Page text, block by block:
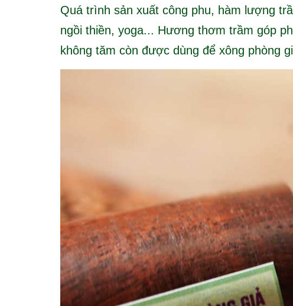
Quá trình sản xuất công phu, hàm lượng
ngồi thiền, yoga... Hương thơm trầm góp
không tăm còn được dùng để xông phòng